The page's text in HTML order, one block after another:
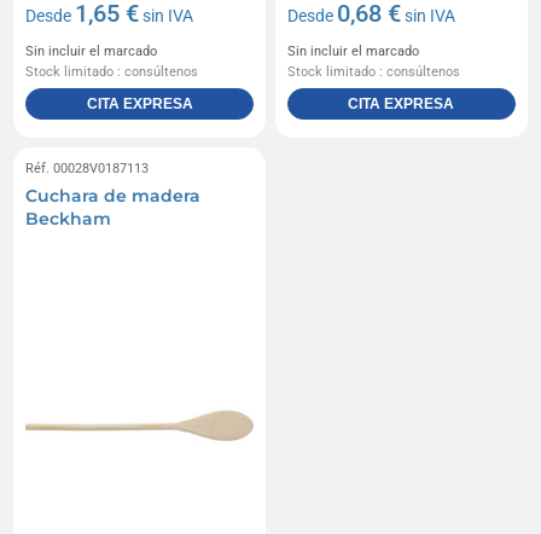
Desde 1,65 €sin IVA
Sin incluir el marcado
Stock limitado : consúltenos
CITA EXPRESA
Desde 0,68 €sin IVA
Sin incluir el marcado
Stock limitado : consúltenos
CITA EXPRESA
Réf. 00028V0187113
Cuchara de madera
Beckham